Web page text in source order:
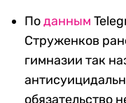
Поданным
Струженков
гимназии так
обязательство